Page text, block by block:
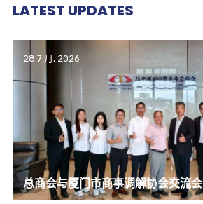
LATEST UPDATES
28 7 月, 2026
总商会与厦门市商事调解协会交流会